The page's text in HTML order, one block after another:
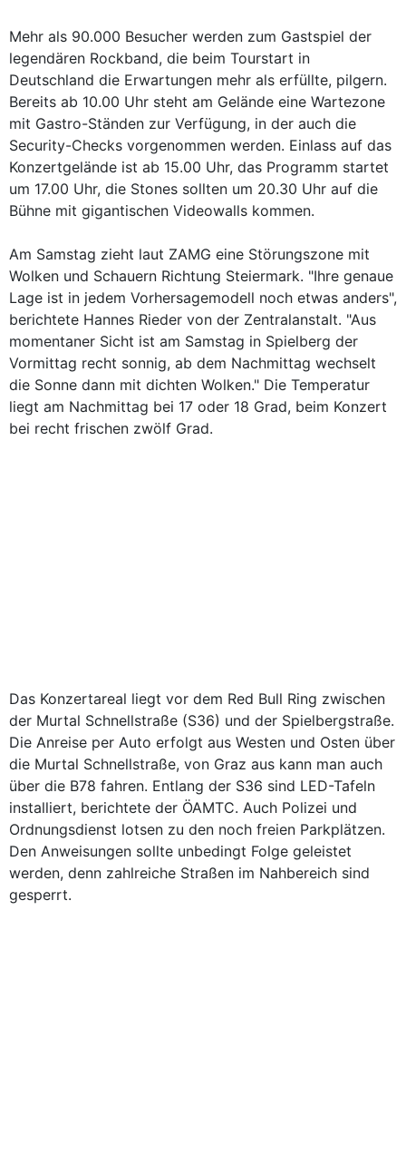
Mehr als 90.000 Besucher werden zum Gastspiel der
legendären Rockband, die beim Tourstart in
Deutschland die Erwartungen mehr als erfüllte, pilgern.
Bereits ab 10.00 Uhr steht am Gelände eine Wartezone
mit Gastro-Ständen zur Verfügung, in der auch die
Security-Checks vorgenommen werden. Einlass auf das
Konzertgelände ist ab 15.00 Uhr, das Programm startet
um 17.00 Uhr, die Stones sollten um 20.30 Uhr auf die
Bühne mit gigantischen Videowalls kommen.
Am Samstag zieht laut ZAMG eine Störungszone mit
Wolken und Schauern Richtung Steiermark. "Ihre genaue
Lage ist in jedem Vorhersagemodell noch etwas anders",
berichtete Hannes Rieder von der Zentralanstalt. "Aus
momentaner Sicht ist am Samstag in Spielberg der
Vormittag recht sonnig, ab dem Nachmittag wechselt
die Sonne dann mit dichten Wolken." Die Temperatur
liegt am Nachmittag bei 17 oder 18 Grad, beim Konzert
bei recht frischen zwölf Grad.
Das Konzertareal liegt vor dem Red Bull Ring zwischen
der Murtal Schnellstraße (S36) und der Spielbergstraße.
Die Anreise per Auto erfolgt aus Westen und Osten über
die Murtal Schnellstraße, von Graz aus kann man auch
über die B78 fahren. Entlang der S36 sind LED-Tafeln
installiert, berichtete der ÖAMTC. Auch Polizei und
Ordnungsdienst lotsen zu den noch freien Parkplätzen.
Den Anweisungen sollte unbedingt Folge geleistet
werden, denn zahlreiche Straßen im Nahbereich sind
gesperrt.